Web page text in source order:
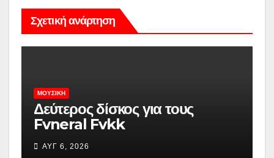
Σχετική ανάρτηση
ΜΟΥΣΙΚΉ
Δεύτερος δίσκος για τους
Fvneral Fvkk
ΑΥΓ 6, 2026